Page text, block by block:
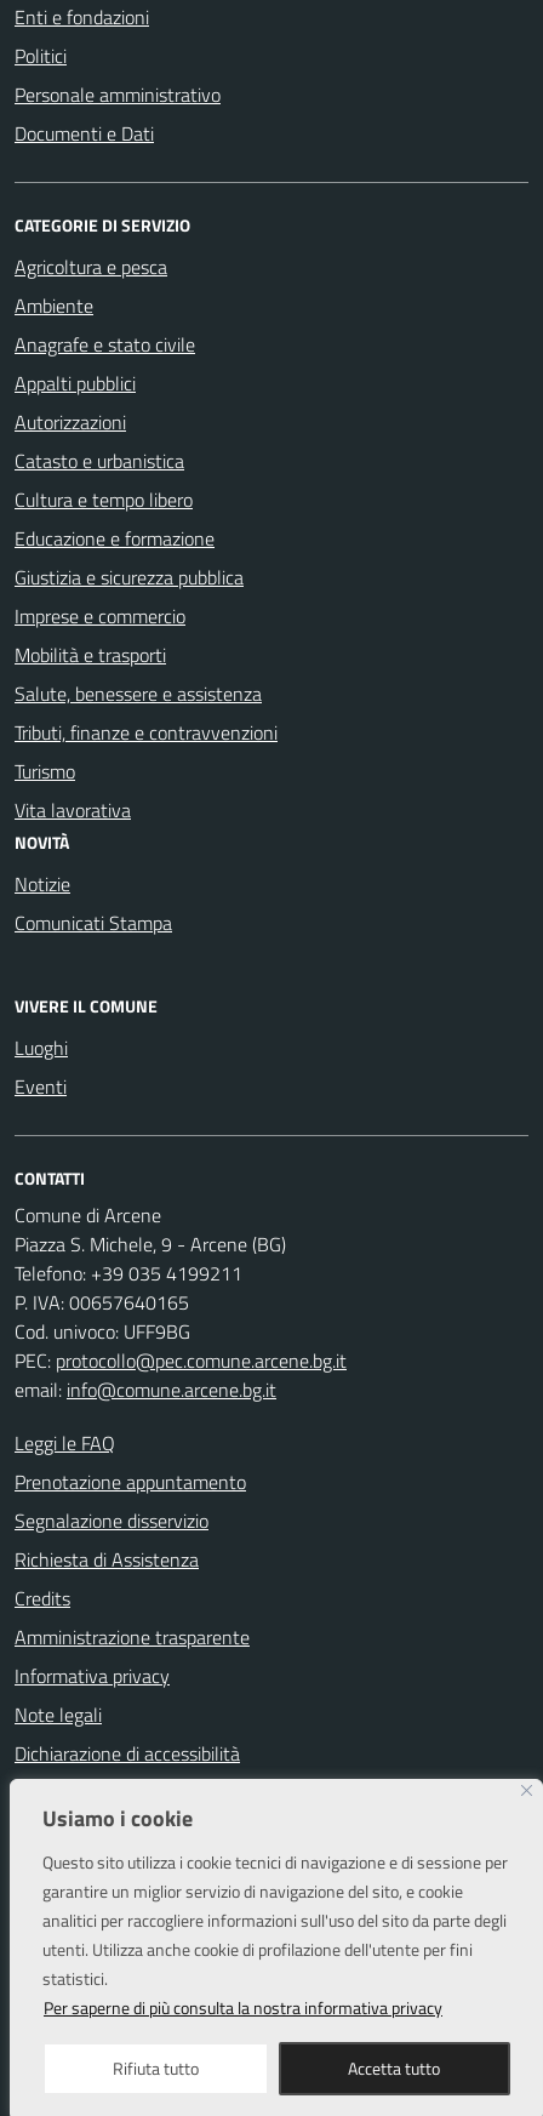
Usiamo i cookie
Questo sito utilizza i cookie tecnici di navigazione e di sessione per
garantire un miglior servizio di navigazione del sito, e cookie
analitici per raccogliere informazioni sull'uso del sito da parte degli
utenti. Utilizza anche cookie di profilazione dell'utente per fini
statistici.
Per saperne di più consulta la nostra informativa privacy
Rifiuta tutto Accetta tutto
Enti e fondazioni
Politici
Personale amministrativo
Documenti e Dati
CATEGORIE DI SERVIZIO
Agricoltura e pesca
Ambiente
Anagrafe e stato civile
Appalti pubblici
Autorizzazioni
Catasto e urbanistica
Cultura e tempo libero
Educazione e formazione
Giustizia e sicurezza pubblica
Imprese e commercio
Mobilità e trasporti
Salute, benessere e assistenza
Tributi, finanze e contravvenzioni
Turismo
Vita lavorativa
NOVITÀ
Notizie
Comunicati Stampa
VIVERE IL COMUNE
Luoghi
Eventi
CONTATTI
Comune di Arcene
Piazza S. Michele, 9 - Arcene (BG)
Telefono: +39 035 4199211
P. IVA: 00657640165
Cod. univoco: UFF9BG
PEC: protocollo@pec.comune.arcene.bg.it
email: info@comune.arcene.bg.it
Leggi le FAQ
Prenotazione appuntamento
Segnalazione disservizio
Richiesta di Assistenza
Credits
Amministrazione trasparente
Informativa privacy
Note legali
Dichiarazione di accessibilità
Attuazione misure PNRR
Piano di miglioramento del sito
SEGUICI SU
Facebook Instagram